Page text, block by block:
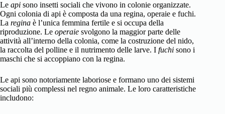
Le api sono insetti sociali che vivono in colonie organizzate.
Ogni colonia di api è composta da una regina, operaie e fuchi.
La regina è l’unica femmina fertile e si occupa della
riproduzione. Le operaie svolgono la maggior parte delle
attività all’interno della colonia, come la costruzione del nido,
la raccolta del polline e il nutrimento delle larve. I fuchi sono i
maschi che si accoppiano con la regina.
Le api sono notoriamente laboriose e formano uno dei sistemi
sociali più complessi nel regno animale. Le loro caratteristiche
includono: